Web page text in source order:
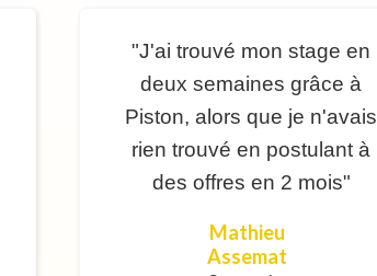
Mathieu
Assemat
"J'ai trouvé mon stage en
deux semaines grâce à
Piston, alors que je n'avais
rien trouvé en postulant à
des offres en 2 mois"